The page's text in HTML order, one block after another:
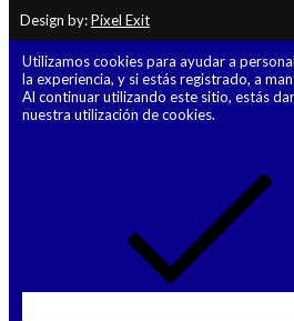
Design by:Pixel Exit
Utilizamos cookies para ayudar a
la experiencia, y si estás registrado, a
Al continuar utilizando este sitio, estás
nuestra utilización de cookies.